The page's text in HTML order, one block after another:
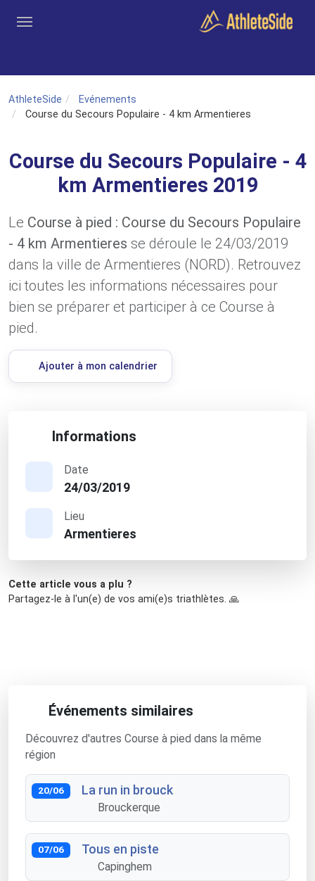
AthleteSide
Evénements
Course du Secours Populaire - 4 km Armentieres
Course du Secours Populaire - 4
km Armentieres 2019
Le Course à pied : Course du Secours Populaire
- 4 km Armentieres se déroule le 24/03/2019
dans la ville de Armentieres (NORD). Retrouvez
ici toutes les informations nécessaires pour
bien se préparer et participer à ce Course à
pied.
Ajouter à mon calendrier
Informations
Date
24/03/2019
Lieu
Armentieres
Cette article vous a plu ?
Partagez-le à l'un(e) de vos ami(e)s triathlètes. 🙏
Événements similaires
Découvrez d'autres Course à pied dans la même
région
20/06 La run in brouck
Brouckerque
07/06 Tous en piste
Capinghem